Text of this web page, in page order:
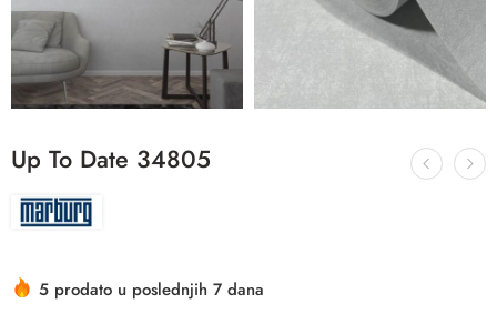
Up To Date 34805
5 prodato u poslednjih 7 dana